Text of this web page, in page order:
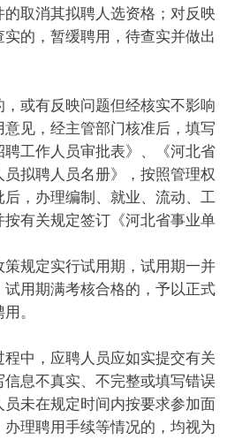
取消其拟聘人选资格；对反映
的，暂缓聘用，待查实并做出
或有反映问题但经核实不影响
见，经主管部门核准后，填写
聘工作人员审批表》、《河北省
拟聘人员名册》，按照管理权
，办理编制、就业、流动、工
有关规定签订《河北省事业单
规定实行试用期，试用期一并
用期满考核合格的，予以正式
。
程中，应聘人员应如实提交有关
息不真实、不完整或填写错误
未在规定时间内按要求参加面
理聘用手续等情况的，均视为